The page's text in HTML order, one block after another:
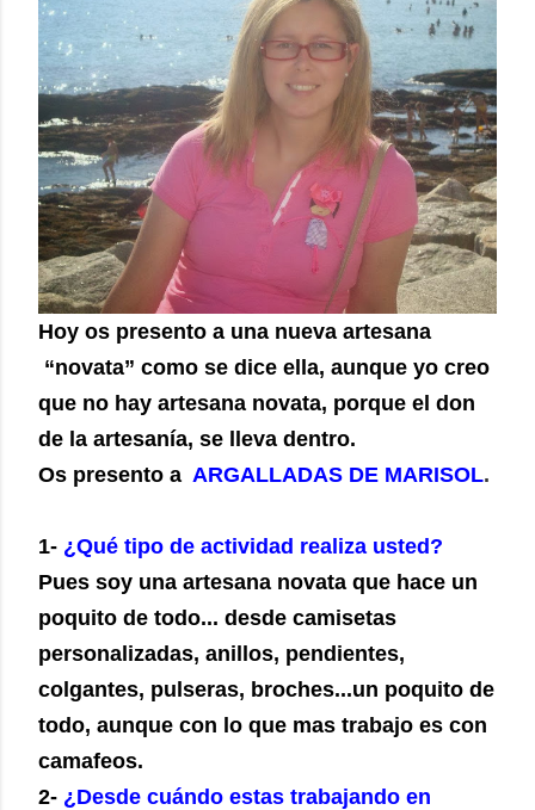
Hoy os presento a una nueva artesana
“novata” como se dice ella, aunque yo creo
que no hay artesana novata, porque el don
de la artesanía, se lleva dentro.
Os presento a ARGALLADAS DE MARISOL.
1- ¿Qué tipo de actividad realiza usted?
Pues soy una artesana novata que hace un
poquito de todo... desde camisetas
personalizadas, anillos, pendientes,
colgantes, pulseras, broches...un poquito de
todo, aunque con lo que mas trabajo es con
camafeos.
2- ¿Desde cuándo estas trabajando en